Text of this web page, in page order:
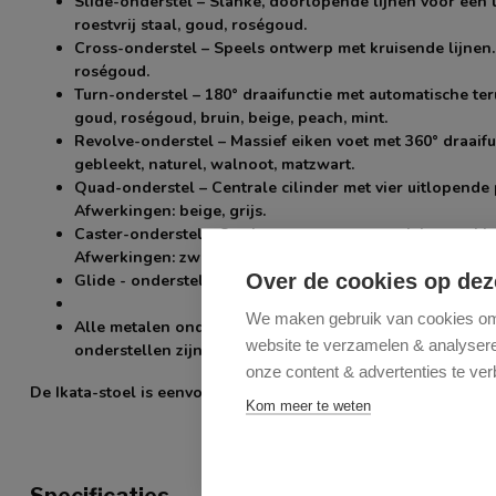
Over de cookies op
We maken gebruik van cookies
website te verzamelen &
onze content & advertenties te
Kom meer te weten
roestvrij staal, goud, roségoud.
Cross-onderstel – Speels ontwerp met kruisende
roségoud.
Turn-onderstel – 180° draaifunctie met automatische
goud, roségoud, bruin, beige, peach, mint.
Revolve-onderstel – Massief eiken voet met 360°
gebleekt, naturel, walnoot, matzwart.
Quad-onderstel – Centrale cilinder met vier
Afwerkingen: beige, grijs.
Caster-onderstel– Stevige voet met grote wielen;
Afwerkingen: zwart, grijs.
Glide - onderstel -
kleine wieltjes. Afwerkingen: Beige
Alle metalen onderstellen zijn van hoogwaardig staal
onderstellen zijn van massief hout in tijdloze tinten.
De Ikata-stoel is eenvoudig te monteren.